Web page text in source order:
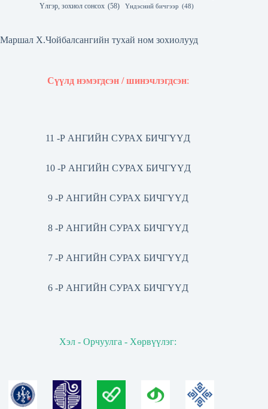
Үлгэр, зохиол сонсох (58) Үндэсний бичгээр (48)
Маршал Х.Чойбалсангийн тухай ном зохиолууд
Сүүлд нэмэгдсэн / шинэчлэгдсэн:
11 -Р АНГИЙН СУРАХ БИЧГҮҮД
10 -Р АНГИЙН СУРАХ БИЧГҮҮД
9 -Р АНГИЙН СУРАХ БИЧГҮҮД
8 -Р АНГИЙН СУРАХ БИЧГҮҮД
7 -Р АНГИЙН СУРАХ БИЧГҮҮД
6 -Р АНГИЙН СУРАХ БИЧГҮҮД
Хэл - Орчуулга - Хөрвүүлэг: